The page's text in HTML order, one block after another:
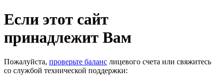
Если этот сайт
принадлежит Вам
Пожалуйста, проверьте баланс лицевого счета или свяжитесь
со службой технической поддержки: